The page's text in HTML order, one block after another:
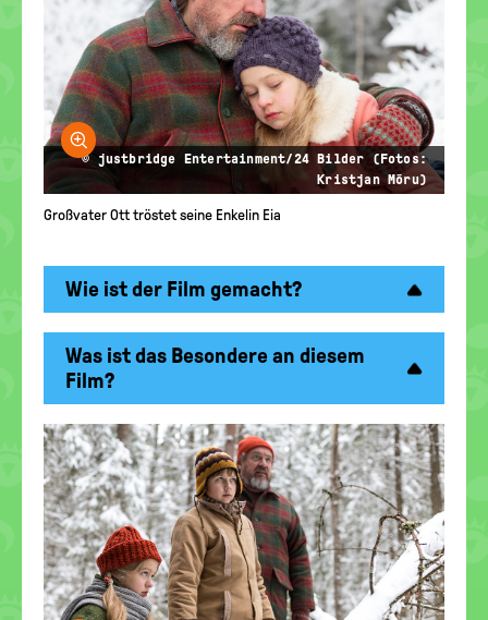
Bild vergrößern
© justbridge Entertainment/24 Bilder (Fotos:
Kristjan Mõru)
Großvater Ott tröstet seine Enkelin Eia
Wie ist der Film gemacht?
Was ist das Besondere an diesem
Film?